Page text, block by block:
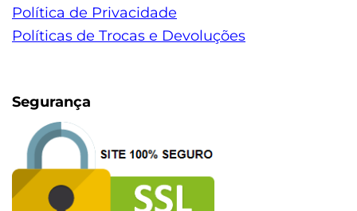
Política de Privacidade
Políticas de Trocas e Devoluções
Segurança